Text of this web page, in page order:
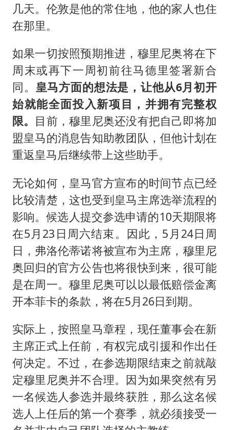
几天。伦敦是他的常住地，他的家人也住
在那里。
如果一切按照预期推进，穆里尼奥将在下
周末或再下一周初前往马德里签署新合
同。 皇马方面的想法是，让他从6月初开
始就能全面投入新项目，并拥有完整权
限。 目前，穆里尼奥还没有把自己即将加
盟皇马的消息告知助教团队，但他计划在
重返皇马后继续带上这些助手。
无论如何，皇马官方宣布的时间节点已经
比较清楚，这也受到皇马主席选举流程的
影响。候选人提交参选申请的10天期限将
在5月23日周六结束。因此，5月24日周
日，弗洛伦蒂诺将被宣布为主席，穆里尼
奥回归的官方公告也将很快到来，很可能
是在周一。穆里尼奥可以以最低赔偿金离
开本菲卡的条款，将在5月26日到期。
实际上，按照皇马章程，现任董事会在新
主席正式上任前，有权完成引援和作出任
何决定。不过，在参选期限结束之前就敲
定穆里尼奥并不合理。因为如果突然有另
一名候选人参选并最终获胜，那么这名候
选人上任后的第一个赛季，就必须接受一